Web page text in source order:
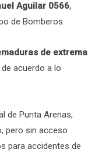
Aguilar 0566,
de Bomberos.
de extrema
acuerdo a lo
de Punta Arenas,
pero sin acceso
para accidentes de